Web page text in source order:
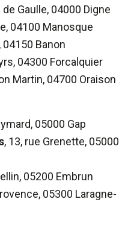
Gaulle, 04000 Digne
04100 Manosque
04150 Banon
04300 Forcalquier
Martin, 04700 Oraison
05000 Gap
, 13, rue Grenette, 05000
05200 Embrun
05300 Laragne-